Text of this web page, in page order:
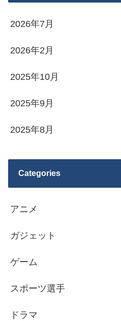
2026年7月
2026年2月
2025年10月
2025年9月
2025年8月
Categories
アニメ
ガジェット
ゲーム
スポーツ選手
ドラマ